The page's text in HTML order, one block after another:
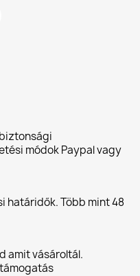
módok Paypal vagy
határidők. Több mint 48
amit vásároltál.